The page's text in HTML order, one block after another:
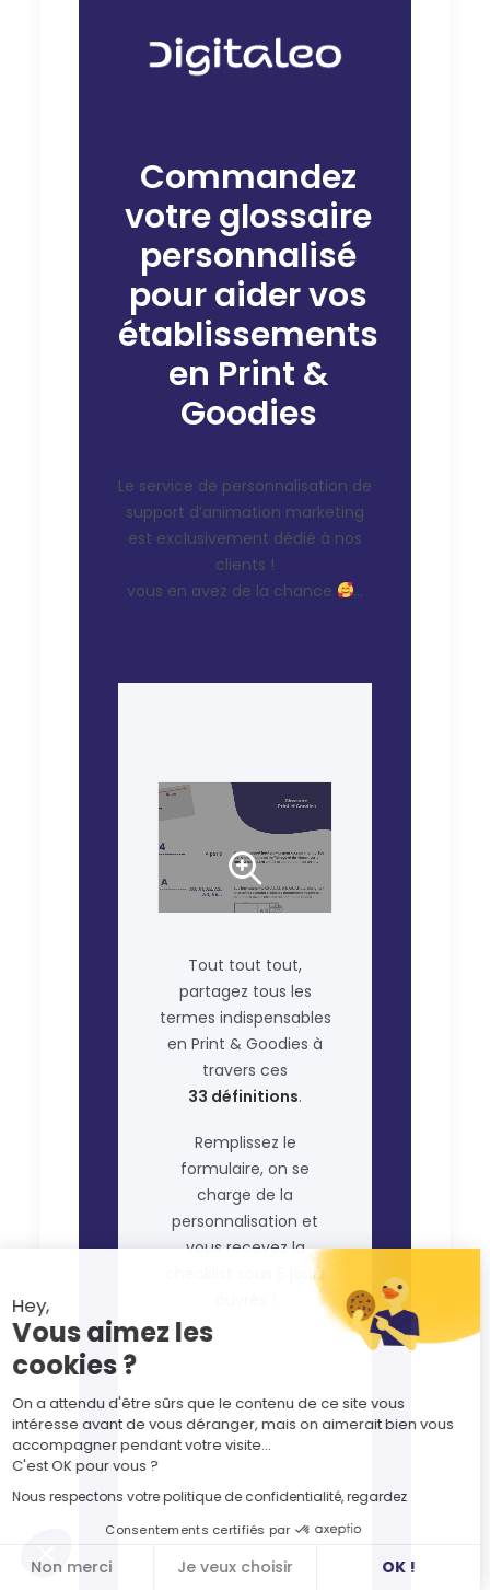
Hey,
Vous aimez les
cookies ?
On a attendu d'être sûrs que le contenu de ce site vous
intéresse avant de vous déranger, mais on aimerait bien vous
accompagner pendant votre visite...
C'est OK pour vous ?
Nous respectons votre politique de confidentialité, regardez
Consentements certifiés par
Non merci Je veux choisir OK !
Commandez
votre glossaire
personnalisé
pour aider vos
établissements
en Print &
Goodies
Le service de personnalisation de
support d’animation marketing
est exclusivement dédié à nos
clients !
vous en avez de la chance
…
Tout tout tout,
partagez tous les
termes indispensables
en Print & Goodies à
travers ces
33 définitions.
Remplissez le
formulaire, on se
charge de la
personnalisation et
vous recevez la
checklist sous 5 jours